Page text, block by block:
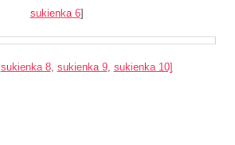
sukienka 6]
sukienka 8, sukienka 9, sukienka 10]